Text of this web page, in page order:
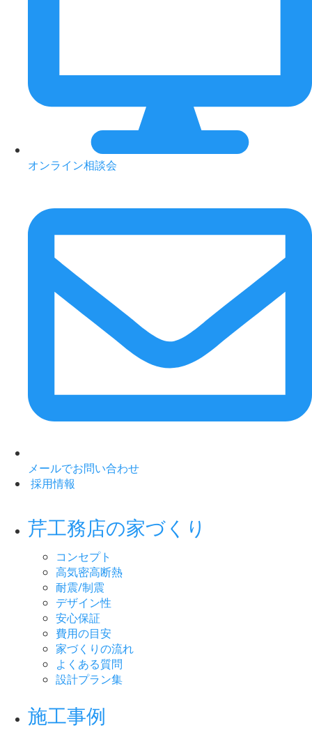
オンライン相談会
メールでお問い合わせ
採用情報
芹工務店の家づくり
コンセプト
高気密高断熱
耐震/制震
デザイン性
安心保証
費用の目安
家づくりの流れ
よくある質問
設計プラン集
施工事例